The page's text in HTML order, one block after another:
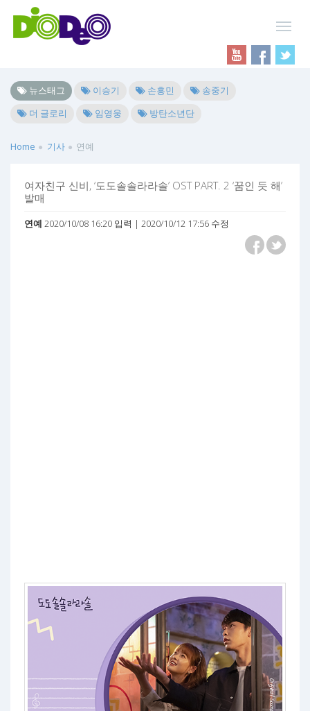
뉴스태그 이승기 손흥민
송중기
더 글로리
임영웅 방탄소년단
Home 기사 연예
여자친구 신비, ‘도도솔솔라라솔’ OST PART. 2 ‘꿈인 듯 해’
발매
연예 2020/10/08 16:20 입력 | 2020/10/12 17:56 수정